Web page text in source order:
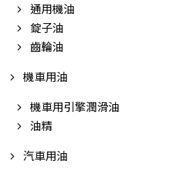
通用機油
錠子油
齒輪油
機車用油
機車用引擎潤滑油
油精
汽車用油